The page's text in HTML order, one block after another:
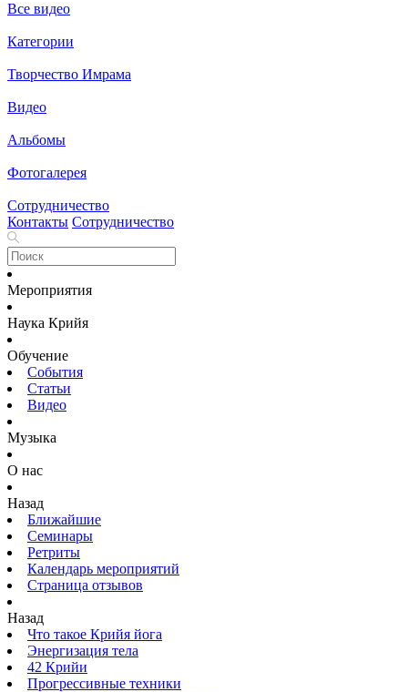
Все видео
Категории
Творчество Имрама
Видео
Альбомы
Фотогалерея
Сотрудничество
Контакты Сотрудничество
Мероприятия
Наука Крийя
Обучение
События
Статьи
Видео
Музыка
О нас
Назад
Ближайшие
Семинары
Ретриты
Календарь мероприятий
Страница отзывов
Назад
Что такое Крийя йога
Энергизация тела
42 Крийи
Прогрессивные техники